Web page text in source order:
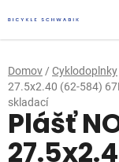
na
obsah
Domov / Cyklodoplnky
27.5x2.40 (62-584)
skladací
Plášť